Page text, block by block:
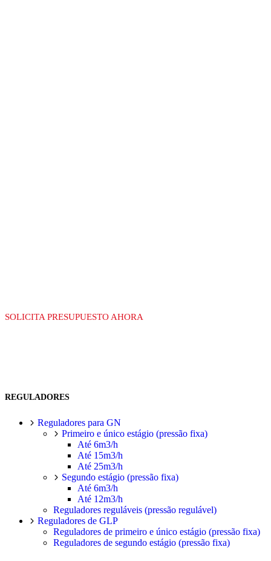
SOLICITA PRESUPUESTO AHORA
REGULADORES
Reguladores para GN
Primeiro e único estágio (pressão fixa)
Até 6m3/h
Até 15m3/h
Até 25m3/h
Segundo estágio (pressão fixa)
Até 6m3/h
Até 12m3/h
Reguladores reguláveis (pressão regulável)
Reguladores de GLP
Reguladores de primeiro e único estágio (pressão fixa)
Reguladores de segundo estágio (pressão fixa)